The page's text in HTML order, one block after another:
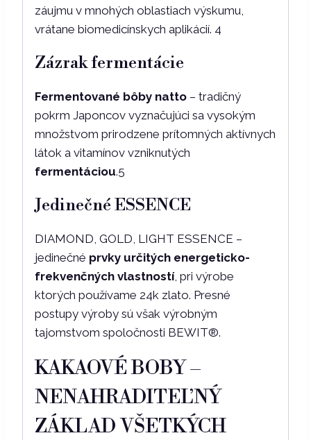
záujmu v mnohých oblastiach výskumu,
vrátane biomedicínskych aplikácií. 4
Zázrak fermentácie
Fermentované bôby natto – tradičný
pokrm Japoncov vyznačujúci sa vysokým
množstvom prirodzene prítomných aktívnych
látok a vitamínov vzniknutých
fermentáciou.5
Jedinečné ESSENCE
DIAMOND, GOLD, LIGHT ESSENCE –
jedinečné prvky určitých energeticko-
frekvenčných vlastností, pri výrobe
ktorých používame 24k zlato. Presné
postupy výroby sú však výrobným
tajomstvom spoločnosti BEWIT®.
KAKAOVÉ BOBY –
NENAHRADITEĽNÝ
ZÁKLAD VŠETKÝCH